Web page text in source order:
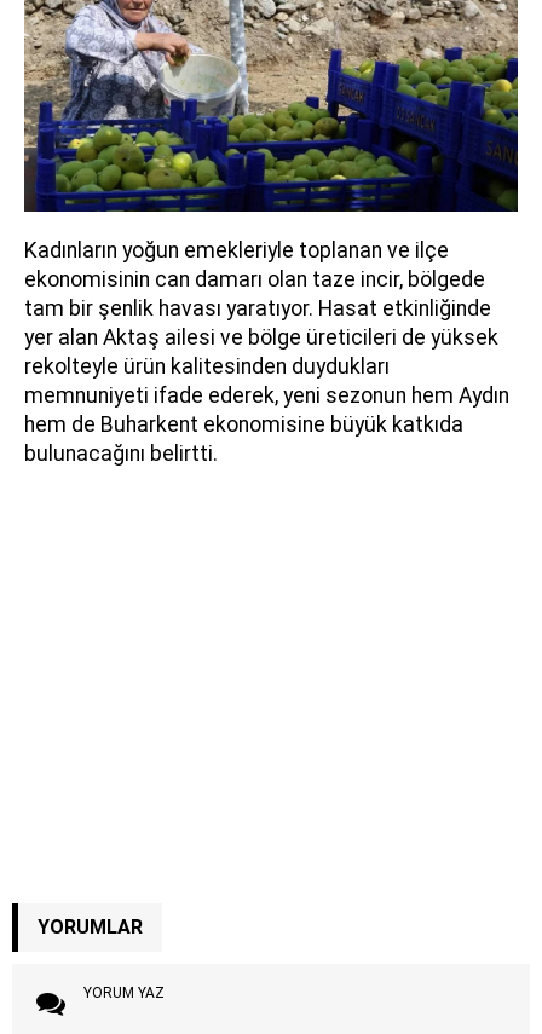
Kadınların yoğun emekleriyle toplanan ve ilçe
ekonomisinin can damarı olan taze incir, bölgede
tam bir şenlik havası yaratıyor. Hasat etkinliğinde
yer alan Aktaş ailesi ve bölge üreticileri de yüksek
rekolteyle ürün kalitesinden duydukları
memnuniyeti ifade ederek, yeni sezonun hem Aydın
hem de Buharkent ekonomisine büyük katkıda
bulunacağını belirtti.
YORUMLAR
YORUM YAZ